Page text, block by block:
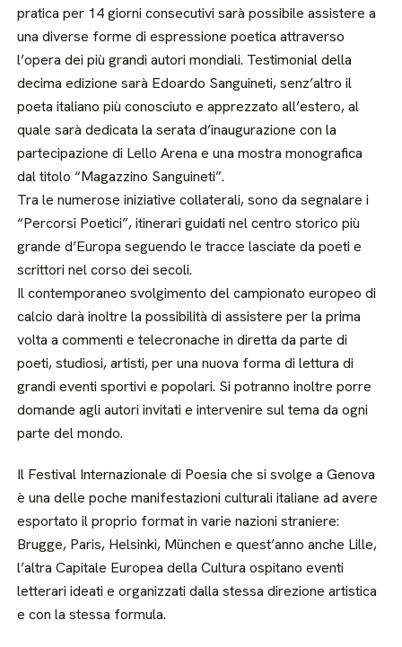
pratica per 14 giorni consecutivi sarà possibile assistere a
una diverse forme di espressione poetica attraverso
l’opera dei più grandi autori mondiali. Testimonial della
decima edizione sarà Edoardo Sanguineti, senz’altro il
poeta italiano più conosciuto e apprezzato all’estero, al
quale sarà dedicata la serata d’inaugurazione con la
partecipazione di Lello Arena e una mostra monografica
dal titolo “Magazzino Sanguineti”.
Tra le numerose iniziative collaterali, sono da segnalare i
“Percorsi Poetici”, itinerari guidati nel centro storico più
grande d’Europa seguendo le tracce lasciate da poeti e
scrittori nel corso dei secoli.
Il contemporaneo svolgimento del campionato europeo di
calcio darà inoltre la possibilità di assistere per la prima
volta a commenti e telecronache in diretta da parte di
poeti, studiosi, artisti, per una nuova forma di lettura di
grandi eventi sportivi e popolari. Si potranno inoltre porre
domande agli autori invitati e intervenire sul tema da ogni
parte del mondo.
Il Festival Internazionale di Poesia che si svolge a Genova
è una delle poche manifestazioni culturali italiane ad avere
esportato il proprio format in varie nazioni straniere:
Brugge, Paris, Helsinki, München e quest’anno anche Lille,
l’altra Capitale Europea della Cultura ospitano eventi
letterari ideati e organizzati dalla stessa direzione artistica
e con la stessa formula.